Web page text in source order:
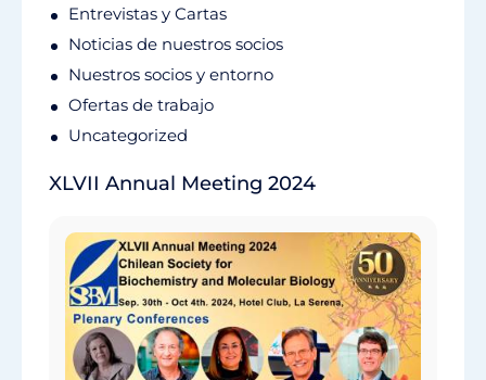
Entrevistas y Cartas
Noticias de nuestros socios
Nuestros socios y entorno
Ofertas de trabajo
Uncategorized
XLVII Annual Meeting 2024